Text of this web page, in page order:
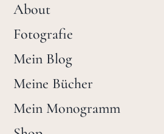
About
Fotografie
Mein Blog
Meine Bücher
Mein Monogramm